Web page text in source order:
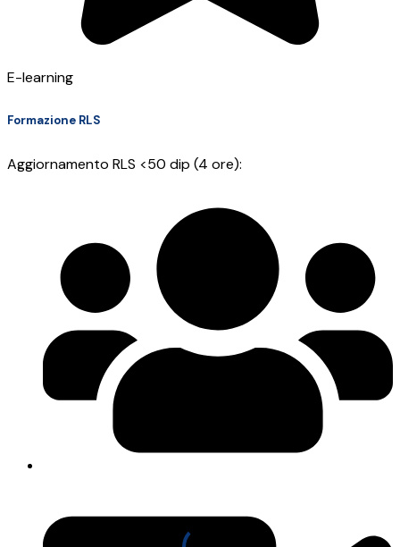
E-learning
Formazione RLS
Aggiornamento RLS <50 dip (4 ore):